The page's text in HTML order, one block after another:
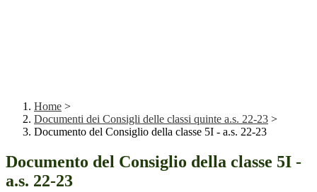
Home >
Documenti dei Consigli delle classi quinte a.s. 22-23 >
Documento del Consiglio della classe 5I - a.s. 22-23
Documento del Consiglio della classe 5I -
a.s. 22-23